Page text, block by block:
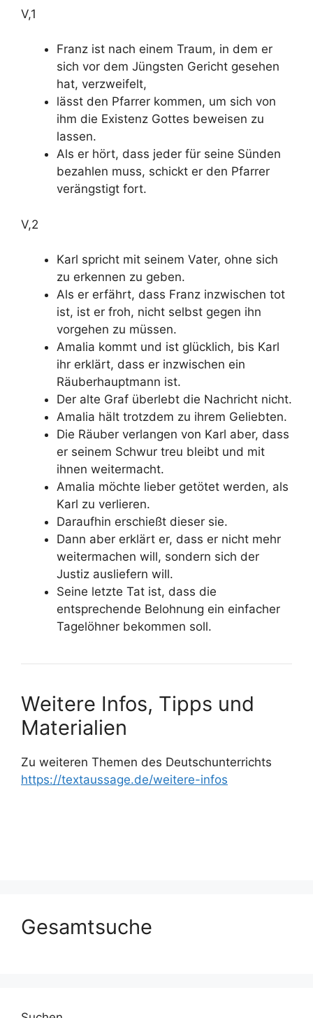
V,1
Franz ist nach einem Traum, in dem er
sich vor dem Jüngsten Gericht gesehen
hat, verzweifelt,
lässt den Pfarrer kommen, um sich von
ihm die Existenz Gottes beweisen zu
lassen.
Als er hört, dass jeder für seine Sünden
bezahlen muss, schickt er den Pfarrer
verängstigt fort.
V,2
Karl spricht mit seinem Vater, ohne sich
zu erkennen zu geben.
Als er erfährt, dass Franz inzwischen tot
ist, ist er froh, nicht selbst gegen ihn
vorgehen zu müssen.
Amalia kommt und ist glücklich, bis Karl
ihr erklärt, dass er inzwischen ein
Räuberhauptmann ist.
Der alte Graf überlebt die Nachricht nicht.
Amalia hält trotzdem zu ihrem Geliebten.
Die Räuber verlangen von Karl aber, dass
er seinem Schwur treu bleibt und mit
ihnen weitermacht.
Amalia möchte lieber getötet werden, als
Karl zu verlieren.
Daraufhin erschießt dieser sie.
Dann aber erklärt er, dass er nicht mehr
weitermachen will, sondern sich der
Justiz ausliefern will.
Seine letzte Tat ist, dass die
entsprechende Belohnung ein einfacher
Tagelöhner bekommen soll.
Weitere Infos, Tipps und
Materialien
Zu weiteren Themen des Deutschunterrichts
https://textaussage.de/weitere-infos
Gesamtsuche